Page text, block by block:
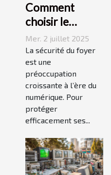
Comment
choisir le
meilleur
équipement de
surveillance
pour votre
domicile ?
Mer. 2 juillet 2025
La sécurité du foyer
est une
préoccupation
croissante à l’ère du
numérique. Pour
protéger
efficacement ses...